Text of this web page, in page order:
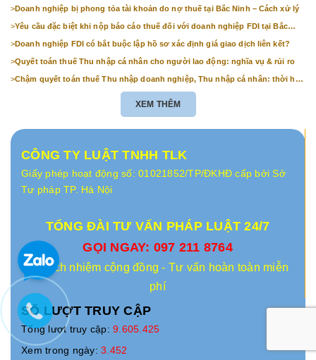
>Doanh nghiệp bị phong tỏa tài khoản do nợ thuế tại Bắc Ninh – Cách xử lý
>Yêu cầu đặc biệt khi nộp báo cáo thuế đối với doanh nghiệp FDI tại Bắc
>Doanh nghiệp FDI có bắt buộc lập hồ sơ xác định giá giao dịch liên kết?
>Quyết toán thuế Thu nhập cá nhân cho người lao động: nghĩa vụ & rủi ro
>Chậm quyết toán thuế Thu nhập doanh nghiệp, Thu nhập cá nhân: thời hạn
XEM THÊM
CÔNG TY LUẬT TNHH TLK
Giấy phép hoạt động số: 01021852/TP/ĐKHĐ cấp bởi Sở
Tư pháp TP. Hà Nội
TỔNG ĐÀI TƯ VẤN PHÁP LUẬT 24/7
GỌI NGAY: 097 211 8764
Vì trách nhiệm cộng đồng - Tư vấn hoàn toàn miễn
phí
SỐ LƯỢT TRUY CẬP
Tổng lượt truy cập: 9.605.425
Xem trong ngày: 3.452